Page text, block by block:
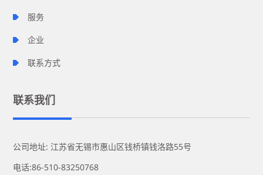
服务
企业
联系方式
联系我们
公司地址: 江苏省无锡市惠山区钱桥镇钱洛路55号
电话:86-510-83250768